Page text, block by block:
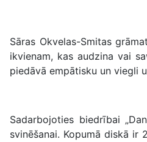
Sāras Okvelas-Smitas
ikvienam, kas audzina vai
piedāvā empātisku un viegli
Sadarbojoties biedrībai
svinēšanai. Kopumā diskā